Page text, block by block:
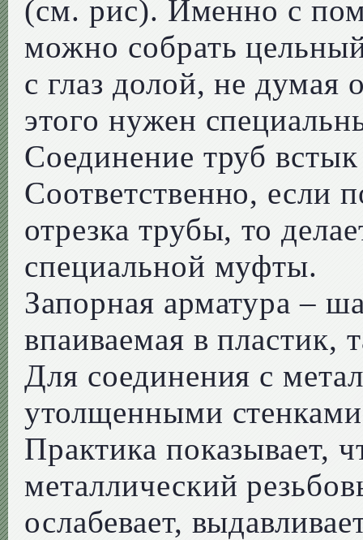
(см. рис). Именно с
можно собрать
с глаз долой, не думая
этого нужен
Соединение труб
Соответственно, если
отрезка трубы, то
специальной муфты.
Запорная арматура –
впаиваемая в пластик,
Для соединения с
утолщенными
Практика показывает,
металлический
ослабевает,